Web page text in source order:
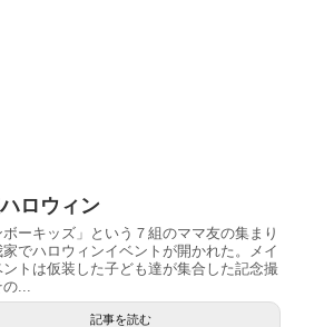
ロウィン
ボーキッズ」という７組のママ友の集まり
でハロウィンイベントが開かれた。メイ
ントは仮装した子ども達が集合した記念撮
...
記事を読む